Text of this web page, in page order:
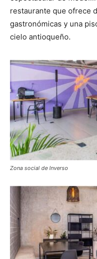
restaurante que ofrece
gastronómicas y una
cielo antioqueño.
Zona social de Inverso